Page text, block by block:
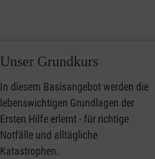
Unser Grundkurs
In diesem Basisangebot werden die
lebenswichtigen Grundlagen der
Ersten Hilfe erlernt - für richtige
Notfälle und alltägliche
Katastrophen.